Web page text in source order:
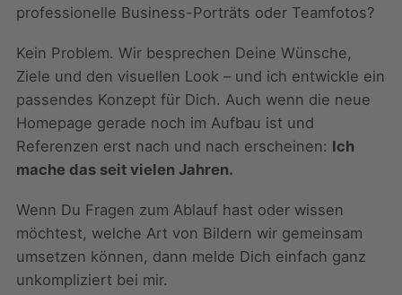
professionelle Business-Porträts oder Teamfotos?
Kein Problem. Wir besprechen Deine Wünsche,
Ziele und den visuellen Look – und ich entwickle ein
passendes Konzept für Dich. Auch wenn die neue
Homepage gerade noch im Aufbau ist und
Referenzen erst nach und nach erscheinen: Ich
mache das seit vielen Jahren.
Wenn Du Fragen zum Ablauf hast oder wissen
möchtest, welche Art von Bildern wir gemeinsam
umsetzen können, dann melde Dich einfach ganz
unkompliziert bei mir.